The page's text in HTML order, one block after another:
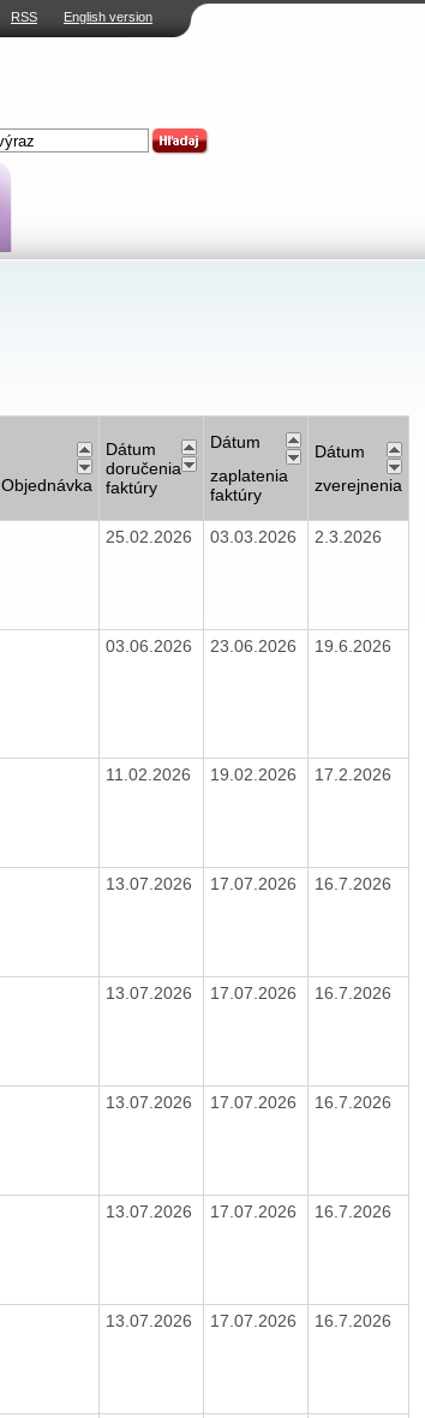
RSS English version
Objednávka
Dátum
doručenia
faktúry
Dátum
zaplatenia
faktúry
Dátum
zverejnenia
25.02.2026 03.03.2026 2.3.2026
03.06.2026 23.06.2026 19.6.2026
11.02.2026 19.02.2026 17.2.2026
13.07.2026 17.07.2026 16.7.2026
13.07.2026 17.07.2026 16.7.2026
13.07.2026 17.07.2026 16.7.2026
13.07.2026 17.07.2026 16.7.2026
13.07.2026 17.07.2026 16.7.2026